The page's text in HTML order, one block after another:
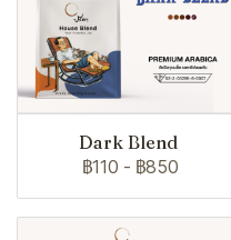
Dark Blend
฿110 - ฿850